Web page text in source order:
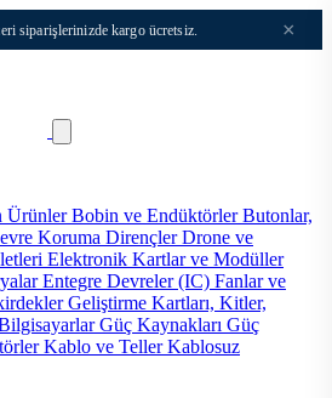
siparişlerinizde kargo ücretsiz. ×
ÜrünlerBobin ve EndüktörlerButonlar,
Koruma DirençlerDrone ve
Elektronik Kartlar ve Modüller
Entegre Devreler (IC) Fanlar ve
Geliştirme Kartları, Kitler,
Güç Kaynakları Güç
Kablo ve TellerKablosuz